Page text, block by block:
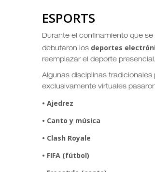
ESPORTS
Durante el confinamiento que
debutaron los deportes
reemplazar el deporte
Algunas disciplinas
exclusivamente virtuales
• Ajedrez
• Canto y música
• Clash Royale
• FIFA (fútbol)